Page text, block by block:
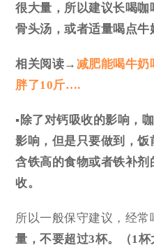
很大量，所以建议长喝咖
骨头汤 ，或者适量喝点
相关阅读→ 减肥能喝牛奶
胖了10斤….
▪除了对钙吸收的影响，
影响，但是只要做到，饭
含铁高的食物或者铁补剂
收。
所以一般保守建议，经常
量，不要超过3杯。
（1